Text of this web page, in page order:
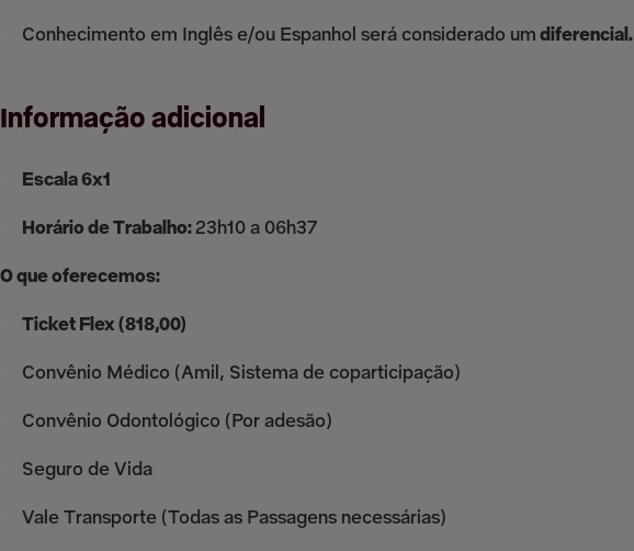
Conhecimento em Inglês e/ou Espanhol será considerado um diferencial.
Informação adicional
Escala 6x1
Horário de Trabalho:23h10 a 06h37
O que oferecemos:
Ticket Flex (818,00)
Convênio Médico (Amil, Sistema de coparticipação)
Convênio Odontológico (Por adesão)
Seguro de Vida
Vale Transporte (Todas as Passagens necessárias)